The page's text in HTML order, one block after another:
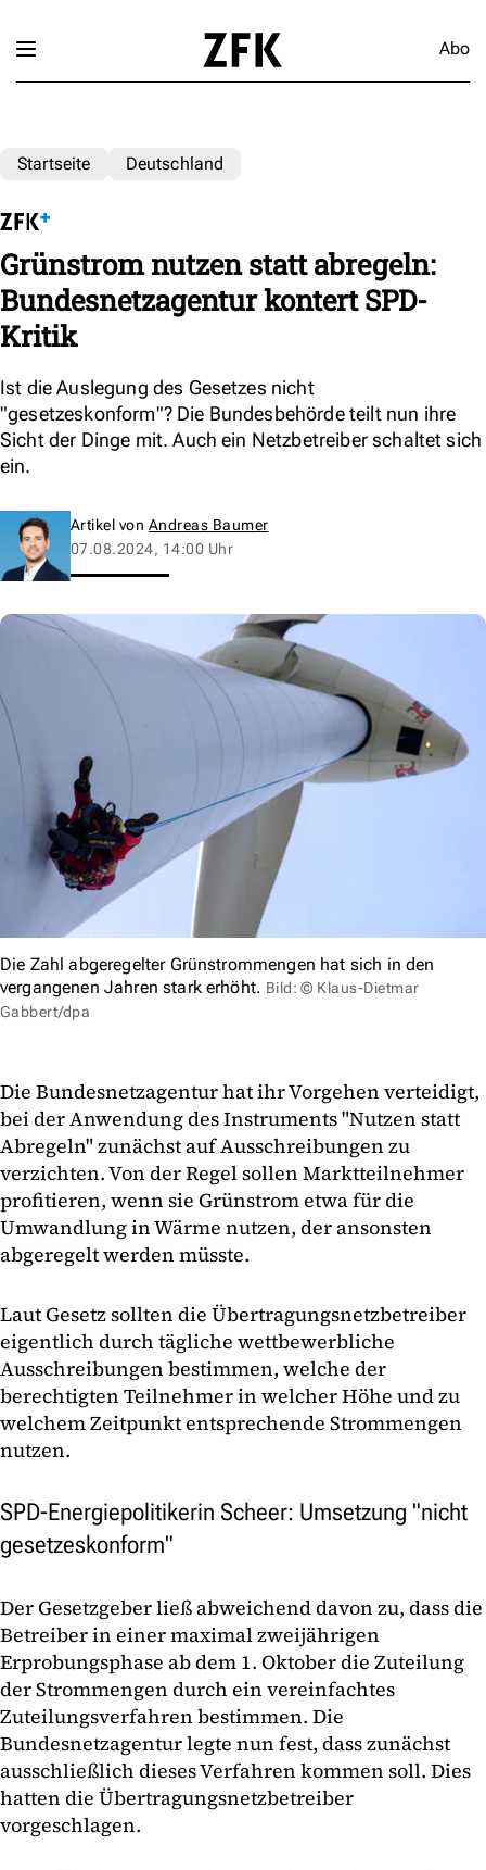
Abo
Startseite Deutschland
Grünstrom nutzen statt abregeln:
Bundesnetzagentur kontert SPD-
Kritik
Ist die Auslegung des Gesetzes nicht
"gesetzeskonform"? Die Bundesbehörde teilt nun ihre
Sicht der Dinge mit. Auch ein Netzbetreiber schaltet sich
ein.
Artikel von Andreas Baumer
07.08.2024, 14:00 Uhr
Die Zahl abgeregelter Grünstrommengen hat sich in den
vergangenen Jahren stark erhöht. Bild: © Klaus-Dietmar
Gabbert/dpa
Die Bundesnetzagentur hat ihr Vorgehen verteidigt,
bei der Anwendung des Instruments "Nutzen statt
Abregeln" zunächst auf Ausschreibungen zu
verzichten. Von der Regel sollen Marktteilnehmer
profitieren, wenn sie Grünstrom etwa für die
Umwandlung in Wärme nutzen, der ansonsten
abgeregelt werden müsste.
Laut Gesetz sollten die Übertragungsnetzbetreiber
eigentlich durch tägliche wettbewerbliche
Ausschreibungen bestimmen, welche der
berechtigten Teilnehmer in welcher Höhe und zu
welchem Zeitpunkt entsprechende Strommengen
nutzen.
SPD-Energiepolitikerin Scheer: Umsetzung "nicht
gesetzeskonform"
Der Gesetzgeber ließ abweichend davon zu, dass die
Betreiber in einer maximal zweijährigen
Erprobungsphase ab dem 1. Oktober die Zuteilung
der Strommengen durch ein vereinfachtes
Zuteilungsverfahren bestimmen. Die
Bundesnetzagentur legte nun fest, dass zunächst
ausschließlich dieses Verfahren kommen soll. Dies
hatten die Übertragungsnetzbetreiber
vorgeschlagen.